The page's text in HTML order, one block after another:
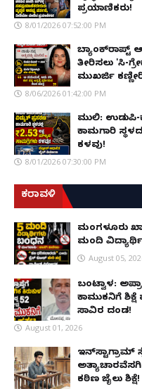
ಪ್ರಯಾಣಿಕರು!
8/01/2026 07:52:00 PM
ಬ್ಯಾಂಕ್‌ರಾಪ್ಟ್‌
ತೀರಿಸಲು 'ಸಿ-
ಮುಖರ್ಜಿ
8/06/2026 01:42:00 PM
ಮುಲ್ಕಿ:
ಕಾಮಗಾರಿ
ಕಳವು!
8/01/2026 07:30:00 PM
ಕರಾವಳಿ
ಮಂಗಳೂರು
ಮಂದಿ
August 05,
ಬಂಟ್ವಾಳ:
ಕಾಮುಕನಿಗೆ
ಸಾವಿರ ದಂಡ!
August 01, 2026
ಇನ್‌ಸ್ಟಾಗ್ರಾಮ್
ಕಠಿಣ ಜೈಲು ಶಿಕ್ಷೆ!